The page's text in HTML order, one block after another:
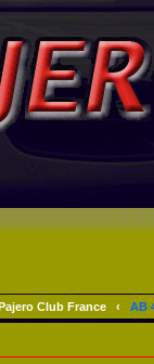
Club France ‹ AB